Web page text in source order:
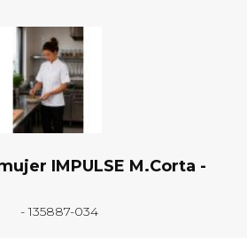
IMPULSE M.Corta -
- 135887-034